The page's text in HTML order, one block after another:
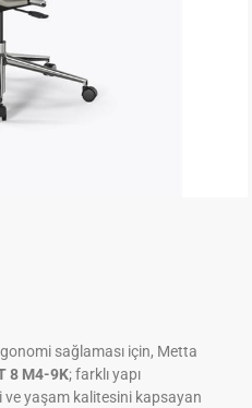
sağlaması için, Metta
8 M4-9K; farklı yapı
ve yaşam kalitesini kapsayan